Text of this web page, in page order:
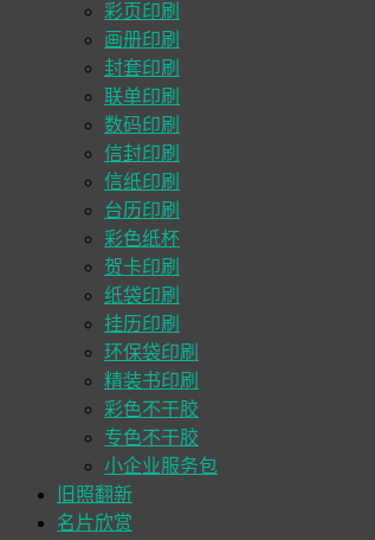
彩页印刷
画册印刷
封套印刷
联单印刷
数码印刷
信封印刷
信纸印刷
台历印刷
彩色纸杯
贺卡印刷
纸袋印刷
挂历印刷
环保袋印刷
精装书印刷
彩色不干胶
专色不干胶
小企业服务包
旧照翻新
名片欣赏